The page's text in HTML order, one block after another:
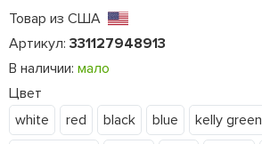
Товар из США
Артикул: 331127948913
В наличии: мало
Цвет
white
red black blue kelly green